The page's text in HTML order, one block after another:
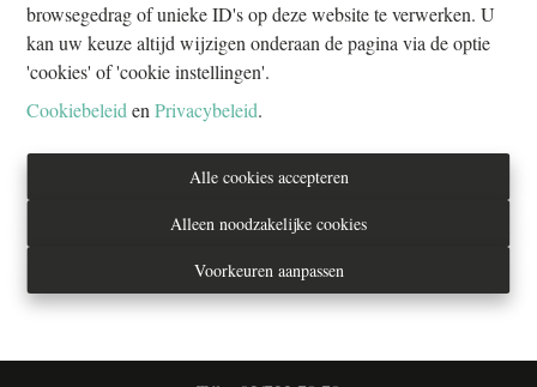
browsegedrag of unieke ID's op deze website te verwerken. U
kan uw keuze altijd wijzigen onderaan de pagina via de optie
'cookies' of 'cookie instellingen'.
Cookiebeleid enPrivacybeleid.
Alle cookies accepteren
Alleen noodzakelijke cookies
Voorkeuren aanpassen
QUARTIER HELM SCHAERBEEK! – PRIVATE
GARAGE OP DE STRAAT VOOR VERKOOP
ID